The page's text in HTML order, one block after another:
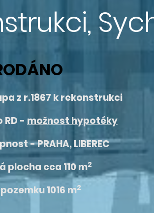
z r.1867 k rekonstrukci
- možnost hypotéky
- PRAHA, LIBEREC
plocha cca 110 m2
1016 m2